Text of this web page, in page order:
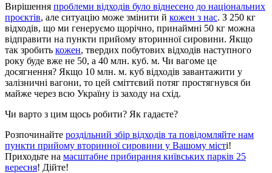
Вирішення проблеми відходів було віднесено до національних
проєктів, але ситуацію може змінити й кожен з нас. З 250 кг
відходів, що ми генеруємо щорічно, принаймні 50 кг можна
відправити на пункти прийому вторинної сировини. Якщо
так зробить кожен, твердих побутових відходів наступного
року буде вже не 50, а 40 млн. куб. м. Чи вагоме це
досягнення? Якщо 10 млн. м. куб відходів завантажити у
залізничні вагони, то цей сміттєвий потяг простягнувся би
майже через всю Україну із заходу на схід.
Чи варто з цим щось робити? Як гадаєте?
Розпочинайте роздільний збір відходів та повідомляйте нам
пункти прийому вторинної сировини у Вашому місті!
Приходьте на масштабне прибирання київських парків 25
вересня! Дійте!